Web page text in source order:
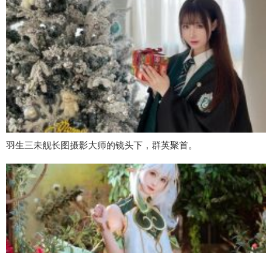
羽生三未舰长图摄影大师的镜头下，群英聚首。